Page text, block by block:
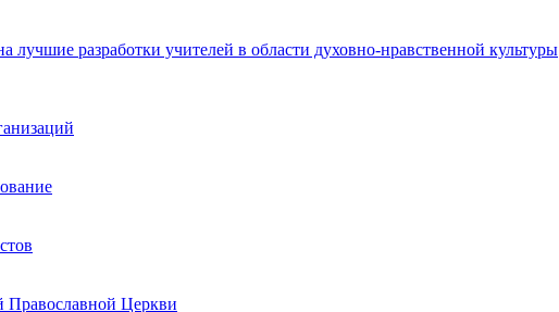
разработки учителей в области духовно-нравственной культуры
Православной Церкви